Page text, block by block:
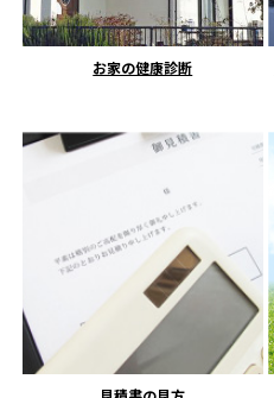
お家の健康診断